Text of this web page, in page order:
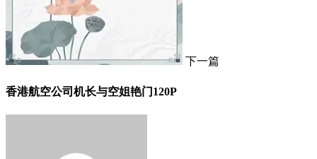
下一篇
香港航空公司机长与空姐艳门120P